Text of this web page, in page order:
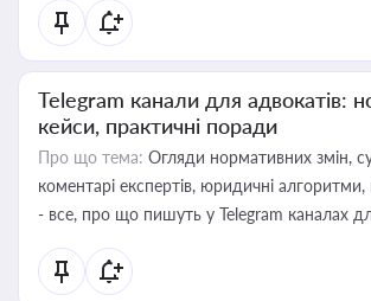
Telegram канали для адвокатів:
кейси, практичні поради
Про що тема: Огляди нормативних змін,
коментарі експертів, юридичні алгоритми,
- все, про що пишуть у Telegram каналах